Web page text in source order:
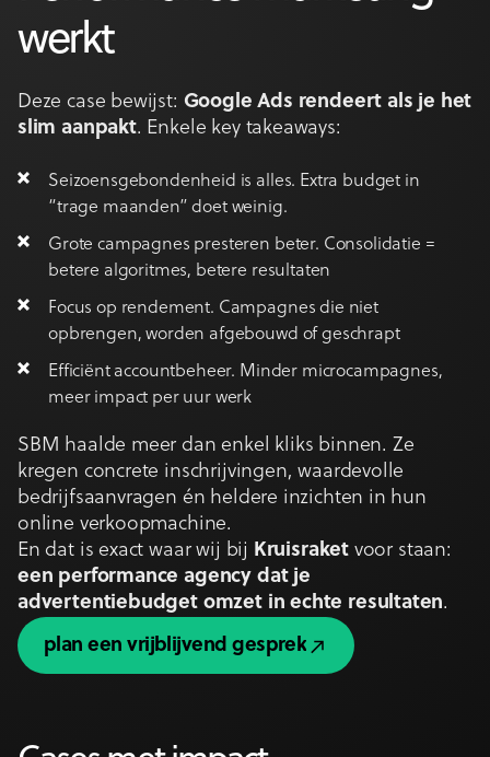
werkt
Deze case bewijst: Google Ads rendeert als je het
slim aanpakt. Enkele key takeaways:
Seizoensgebondenheid is alles. Extra budget in
“trage maanden” doet weinig.
Grote campagnes presteren beter. Consolidatie =
betere algoritmes, betere resultaten
Focus op rendement. Campagnes die niet
opbrengen, worden afgebouwd of geschrapt
Efficiënt accountbeheer. Minder microcampagnes,
meer impact per uur werk
SBM haalde meer dan enkel kliks binnen. Ze
kregen concrete inschrijvingen, waardevolle
bedrijfsaanvragen én heldere inzichten in hun
online verkoopmachine.
En dat is exact waar wij bij Kruisraketvoor staan:
een performance agency dat je
advertentiebudget omzet in echte resultaten.
plan een vrijblijvend gesprek
plan een vrijblijvend gesprek